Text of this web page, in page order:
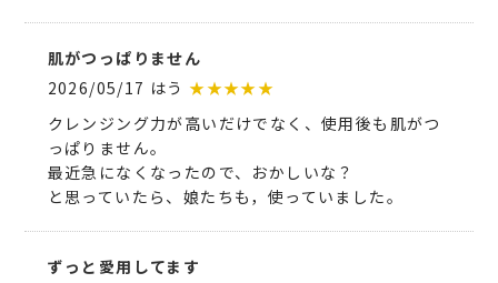
肌がつっぱりません
2026/05/17 はう★★★★★
クレンジング力が高いだけでなく、使用後も肌がつ
っぱりません。
最近急になくなったので、おかしいな？
と思っていたら、娘たちも，使っていました。
ずっと愛用してます